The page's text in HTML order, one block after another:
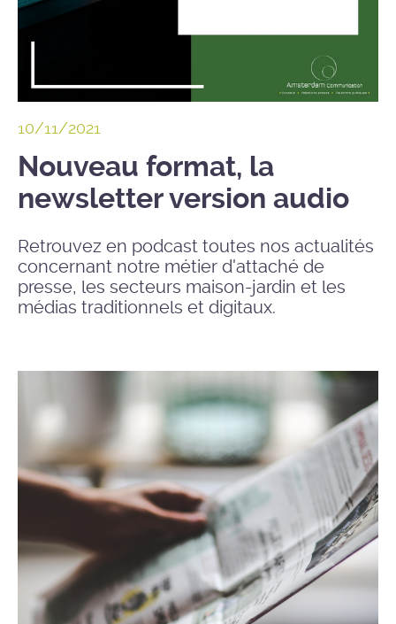
10/11/2021
Nouveau format, la
newsletter version audio
Retrouvez en podcast toutes nos actualités
concernant notre métier d'attaché de
presse, les secteurs maison-jardin et les
médias traditionnels et digitaux.